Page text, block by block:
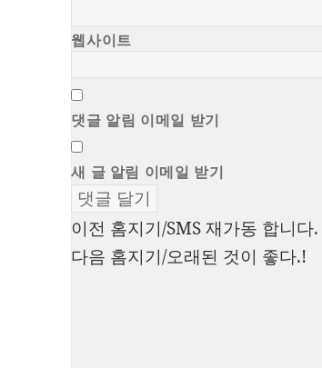
웹사이트
댓글 알림 이메일 받기
새 글 알림 이메일 받기
글
탐
이전 이
전
홈지기/SMS 재가동 합니다.
다음 다
홈지기/오래된 것이 좋다.!